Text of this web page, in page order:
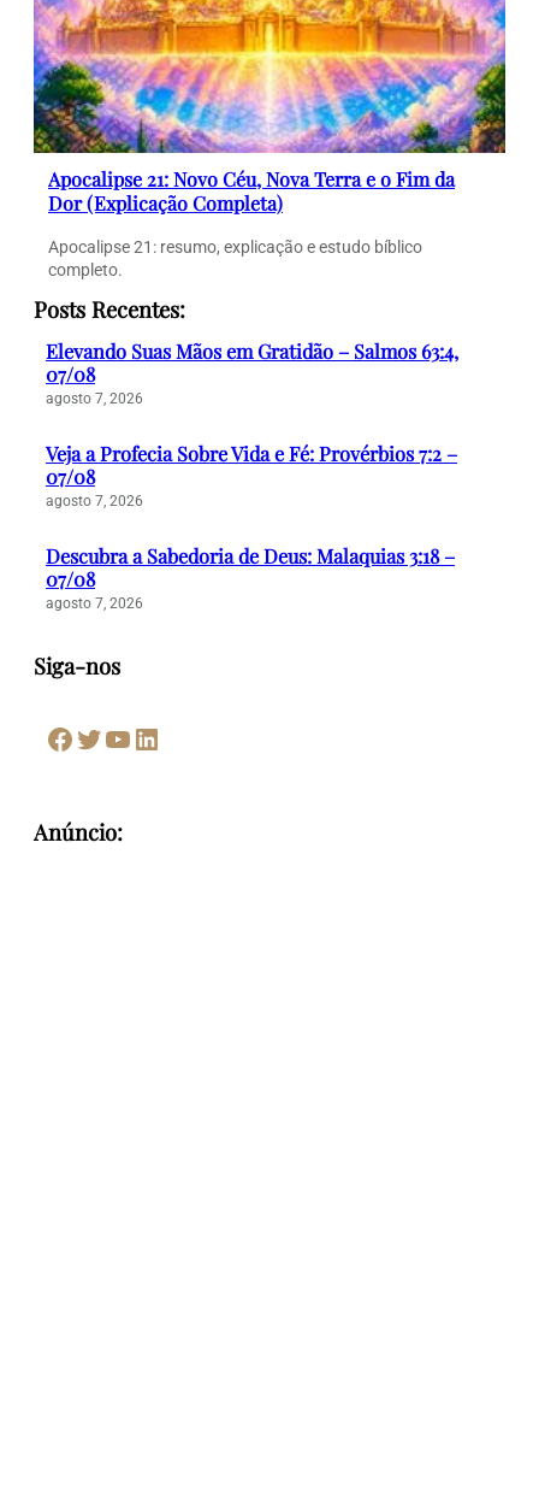
Apocalipse 21: Novo Céu, Nova Terra e o Fim da
Dor (Explicação Completa)
Apocalipse 21: resumo, explicação e estudo bíblico
completo.
Posts Recentes:
Elevando Suas Mãos em Gratidão – Salmos 63:4,
07/08
agosto 7, 2026
Veja a Profecia Sobre Vida e Fé: Provérbios 7:2 –
07/08
agosto 7, 2026
Descubra a Sabedoria de Deus: Malaquias 3:18 –
07/08
agosto 7, 2026
Siga-nos
Facebook Twitter Youtube LinkedIn
Anúncio: